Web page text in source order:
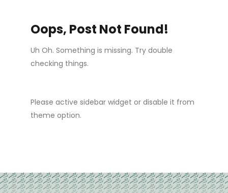
Oops, Post Not Found!
Uh Oh. Something is missing. Try double
checking things.
Please active sidebar widget or disable it from
theme option.